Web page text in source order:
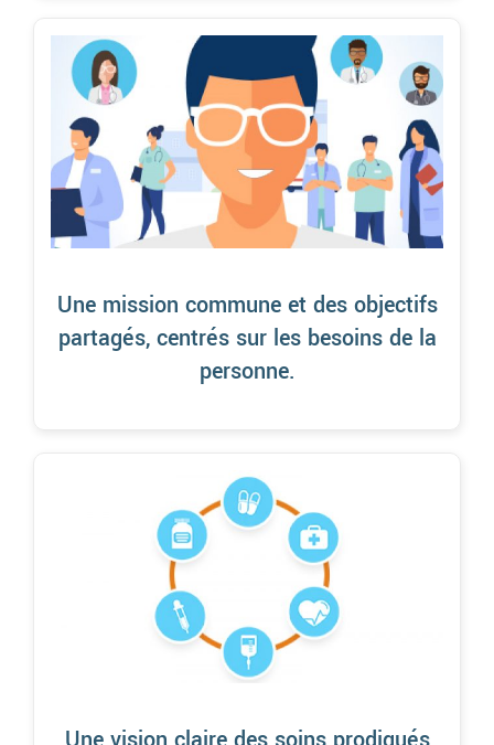
Une mission commune et des objectifs
partagés, centrés sur les besoins de la
personne.